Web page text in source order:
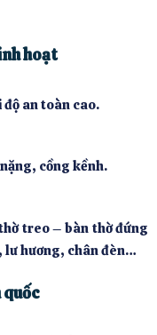
hoạt
an toàn cao.
cồng kềnh.
treo – bàn thờ đứng
lư hương, chân đèn…
quốc